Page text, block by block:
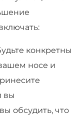
конкретны
носе и
вы
обсудить, что